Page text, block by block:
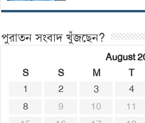
পুরাতন সংবাদ খুঁজছেন?
August
S
S M T
1
2 3 4
8
9 10 11